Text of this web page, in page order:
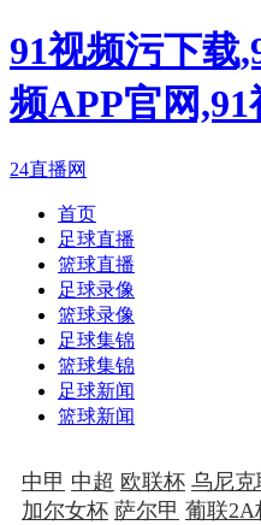
91视频污下载
频APP官网
24直播网
首页
足球直播
篮球直播
足球录像
篮球录像
足球集锦
篮球集锦
足球新闻
篮球新闻
中甲 中超 欧联杯 乌尼克
加尔女杯 萨尔甲 葡联2A